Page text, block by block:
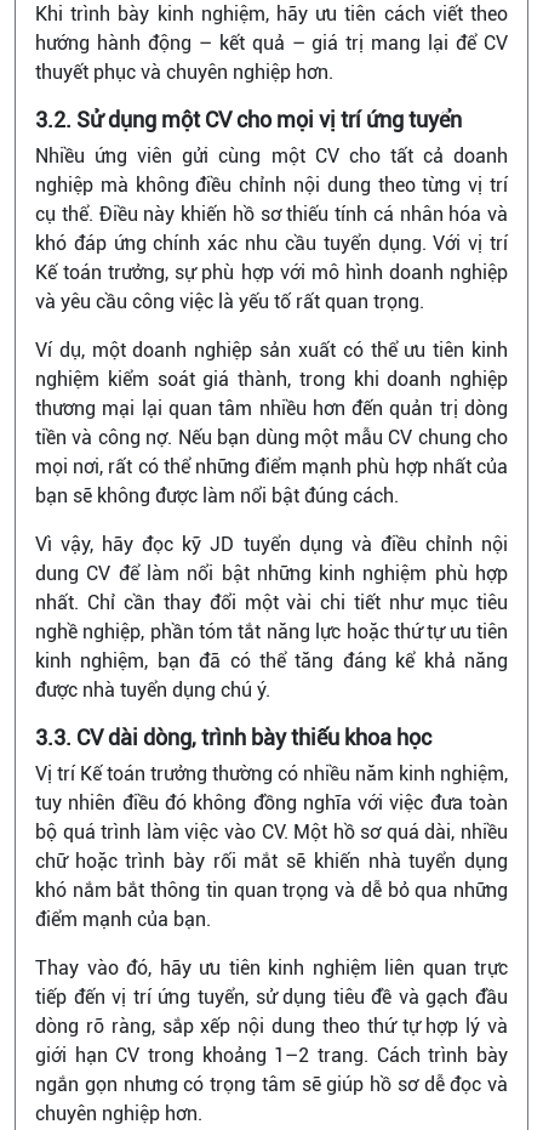
Khi trình bày kinh nghiệm, hãy ưu tiên cách viết theo
hướng hành động – kết quả – giá trị mang lại để CV
thuyết phục và chuyên nghiệp hơn.
3.2. Sử dụng một CV cho mọi vị trí ứng tuyển
Nhiều ứng viên gửi cùng một CV cho tất cả doanh
nghiệp mà không điều chỉnh nội dung theo từng vị trí
cụ thể. Điều này khiến hồ sơ thiếu tính cá nhân hóa và
khó đáp ứng chính xác nhu cầu tuyển dụng. Với vị trí
Kế toán trưởng, sự phù hợp với mô hình doanh nghiệp
và yêu cầu công việc là yếu tố rất quan trọng.
Ví dụ, một doanh nghiệp sản xuất có thể ưu tiên kinh
nghiệm kiểm soát giá thành, trong khi doanh nghiệp
thương mại lại quan tâm nhiều hơn đến quản trị dòng
tiền và công nợ. Nếu bạn dùng một mẫu CV chung cho
mọi nơi, rất có thể những điểm mạnh phù hợp nhất của
bạn sẽ không được làm nổi bật đúng cách.
Vì vậy, hãy đọc kỹ JD tuyển dụng và điều chỉnh nội
dung CV để làm nổi bật những kinh nghiệm phù hợp
nhất. Chỉ cần thay đổi một vài chi tiết như mục tiêu
nghề nghiệp, phần tóm tắt năng lực hoặc thứ tự ưu tiên
kinh nghiệm, bạn đã có thể tăng đáng kể khả năng
được nhà tuyển dụng chú ý.
3.3. CV dài dòng, trình bày thiếu khoa học
Vị trí Kế toán trưởng thường có nhiều năm kinh nghiệm,
tuy nhiên điều đó không đồng nghĩa với việc đưa toàn
bộ quá trình làm việc vào CV. Một hồ sơ quá dài, nhiều
chữ hoặc trình bày rối mắt sẽ khiến nhà tuyển dụng
khó nắm bắt thông tin quan trọng và dễ bỏ qua những
điểm mạnh của bạn.
Thay vào đó, hãy ưu tiên kinh nghiệm liên quan trực
tiếp đến vị trí ứng tuyển, sử dụng tiêu đề và gạch đầu
dòng rõ ràng, sắp xếp nội dung theo thứ tự hợp lý và
giới hạn CV trong khoảng 1–2 trang. Cách trình bày
ngắn gọn nhưng có trọng tâm sẽ giúp hồ sơ dễ đọc và
chuyên nghiệp hơn.